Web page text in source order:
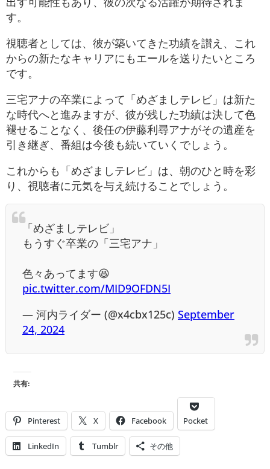
す。
視聴者としては、彼が築いてきた功績を讃え、これ
からの新たなキャリアにもエールを送りたいところ
です。
三宅アナの卒業によって「めざましテレビ」は新た
な時代へと進みますが、彼が残した功績は決して色
褪せることなく、後任の伊藤利尋アナがその遺産を
引き継ぎ、番組は今後も続いていくでしょう。
これからも「めざましテレビ」は、朝のひと時を彩
り、視聴者に元気を与え続けることでしょう。
「めざましテレビ」
もうすぐ卒業の「三宅アナ」
色々あってます😆
pic.twitter.com/MID9OFDN5I
— 河内ライダー (@x4cbx125c) September
24, 2024
共有:
Pinterest X Facebook Pocket
LinkedIn Tumblr その他